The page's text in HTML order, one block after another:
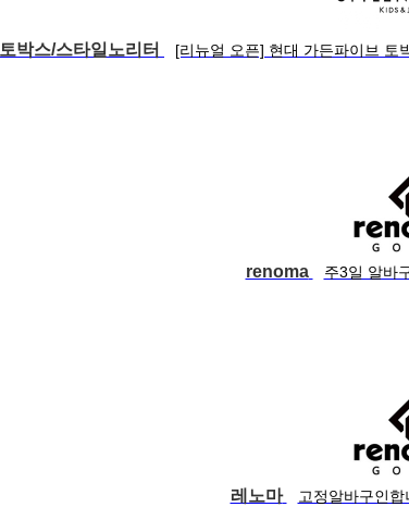
토박스/스타일노리터 [리뉴얼 오픈] 현대 가든파이브 토
renoma 주3일 알바
레노마 고정알바구인